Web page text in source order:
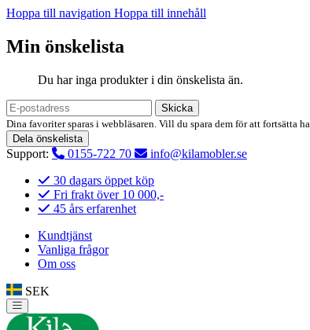
Hoppa till navigation Hoppa till innehåll
Min önskelista
Du har inga produkter i din önskelista än.
Skicka
Dina favoriter sparas i webbläsaren. Vill du spara dem för att
Dela önskelista
Support: 0155-722 70
info@kilamobler.se
30 dagars öppet köp
Fri frakt över 10 000,-
45 års erfarenhet
Kundtjänst
Vanliga frågor
Om oss
SEK